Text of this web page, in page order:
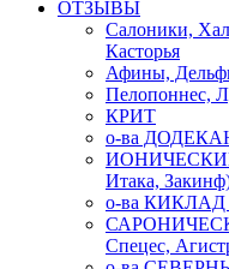
ОТЗЫВЫ
Салоники,
Касторья
Афины,
Пелопоннес,
КРИТ
о-ва
ИОНИЧЕСКИЕ
Итака,
о-ва КИКЛАД
Спецес,